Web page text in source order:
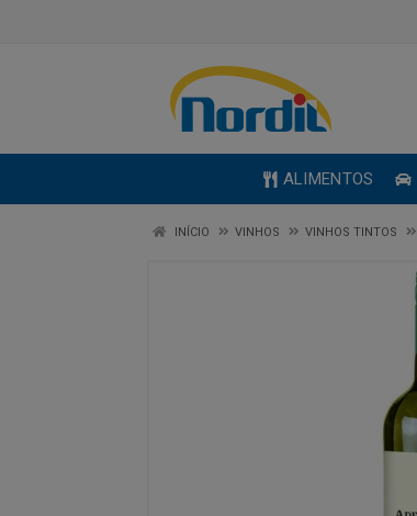
ALIMENTOS
INÍCIO VINHOS VINHOS TINTOS